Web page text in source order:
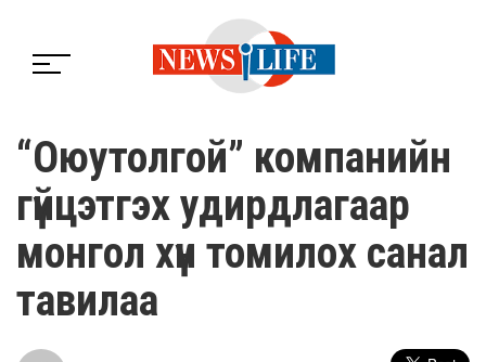
“Оюутолгой” компанийн
гүйцэтгэх удирдлагаар
монгол хүн томилох санал
тавилаа